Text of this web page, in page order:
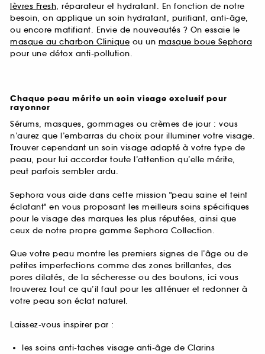
lèvres Fresh, réparateur et hydratant. En fonction de notre
besoin, on applique un soin hydratant, purifiant, anti-âge,
ou encore matifiant. Envie de nouveautés ? On essaie le
masque au charbon Clinique ou un masque boue Sephora
pour une détox anti-pollution.
Chaque peau mérite un soin visage exclusif pour
rayonner
Sérums, masques, gommages ou crèmes de jour : vous
n’aurez que l’embarras du choix pour illuminer votre visage.
Trouver cependant un soin visage adapté à votre type de
peau, pour lui accorder toute l’attention qu’elle mérite,
peut parfois sembler ardu.
Sephora vous aide dans cette mission "peau saine et teint
éclatant" en vous proposant les meilleurs soins spécifiques
pour le visage des marques les plus réputées, ainsi que
ceux de notre propre gamme Sephora Collection.
Que votre peau montre les premiers signes de l’âge ou de
petites imperfections comme des zones brillantes, des
pores dilatés, de la sécheresse ou des boutons, ici vous
trouverez tout ce qu’il faut pour les atténuer et redonner à
votre peau son éclat naturel.
Laissez-vous inspirer par :
les soins anti-taches visage anti-âge de Clarins